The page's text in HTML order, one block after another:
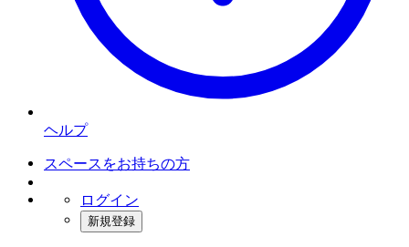
ヘルプ
スペースをお持ちの方
ログイン
新規登録